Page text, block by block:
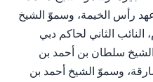
رأس الخيمة، وسموّ الشيخ
الثاني لحاكم دبي
سلطان بن أحمد بن
وسموّ الشيخ أحمد بن